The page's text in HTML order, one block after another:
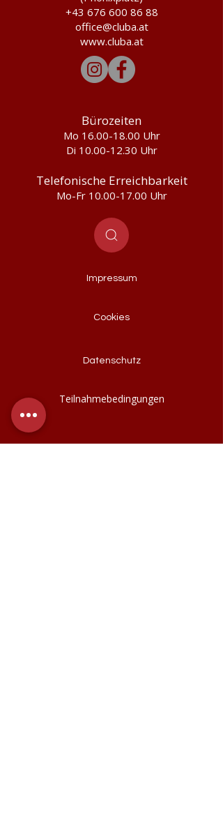
+43 676 600 86 88
office@cluba.at
www.cluba.at
Bürozeiten
Mo 16.00-18.00 Uhr
Di 10.00-12.30 Uhr
Telefonische Erreichbarkeit
Mo-Fr 10.00-17.00 Uhr
Impressum
Cookies
Datenschutz
Teilnahmebedingungen